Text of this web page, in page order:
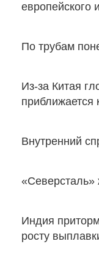
европейского
По трубам
Из-за Китая
Внутренний
«Северсталь»
Индия
росту